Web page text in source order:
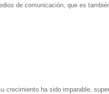
de comunicación, que es
ha sido imparable,